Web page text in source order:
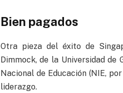
Bien pagados
Otra pieza del éxito de
Dimmock, de la Universidad
Nacional de Educación (NIE,
liderazgo.